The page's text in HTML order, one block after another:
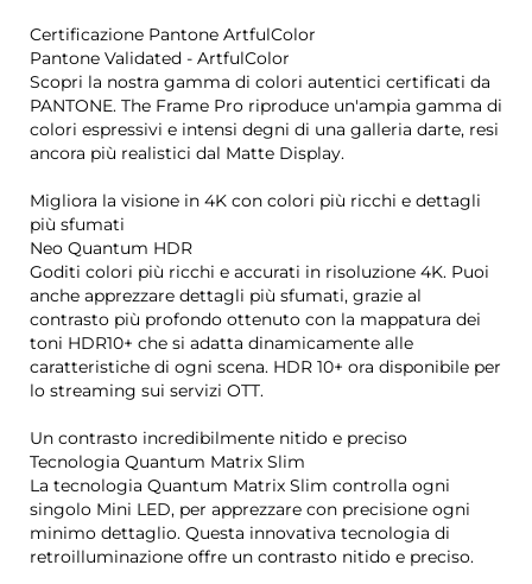
Certificazione Pantone ArtfulColor
Pantone Validated - ArtfulColor
Scopri la nostra gamma di colori autentici certificati da
PANTONE. The Frame Pro riproduce un'ampia gamma di
colori espressivi e intensi degni di una galleria darte, resi
ancora più realistici dal Matte Display.
Migliora la visione in 4K con colori più ricchi e dettagli
più sfumati
Neo Quantum HDR
Goditi colori più ricchi e accurati in risoluzione 4K. Puoi
anche apprezzare dettagli più sfumati, grazie al
contrasto più profondo ottenuto con la mappatura dei
toni HDR10+ che si adatta dinamicamente alle
caratteristiche di ogni scena. HDR 10+ ora disponibile per
lo streaming sui servizi OTT.
Un contrasto incredibilmente nitido e preciso
Tecnologia Quantum Matrix Slim
La tecnologia Quantum Matrix Slim controlla ogni
singolo Mini LED, per apprezzare con precisione ogni
minimo dettaglio. Questa innovativa tecnologia di
retroilluminazione offre un contrasto nitido e preciso.